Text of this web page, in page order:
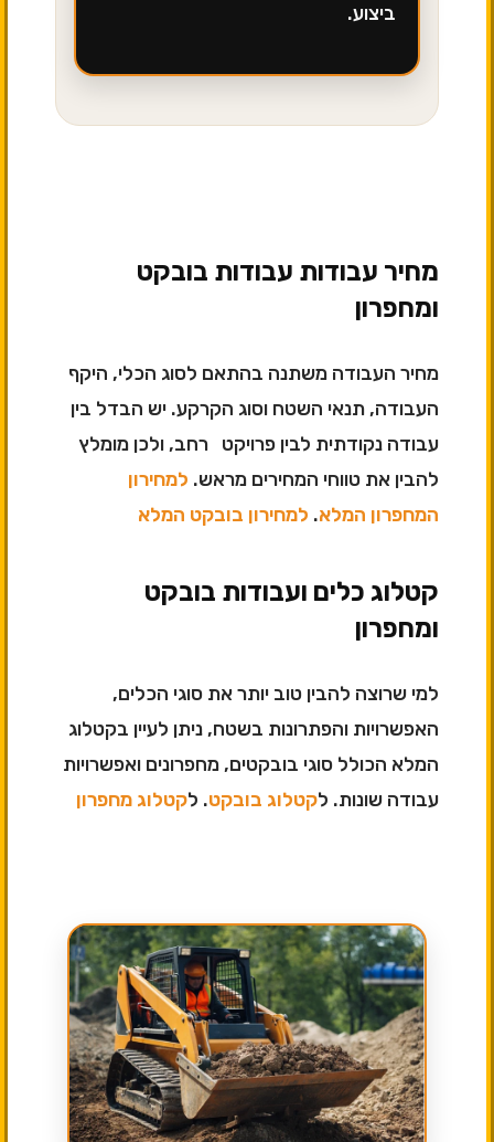
ביצוע.
מחיר עבודות עבודות בובקט
ומחפרון
מחיר העבודה משתנה בהתאם לסוג הכלי, היקף
העבודה, תנאי השטח וסוג הקרקע. יש הבדל בין
עבודה נקודתית לבין פרויקט רחב, ולכן מומלץ
להבין את טווחי המחירים מראש. למחירון
המחפרון המלא. למחירון בובקט המלא
קטלוג כלים ועבודות בובקט
ומחפרון
למי שרוצה להבין טוב יותר את סוגי הכלים,
האפשרויות והפתרונות בשטח, ניתן לעיין בקטלוג
המלא הכולל סוגי בובקטים, מחפרונים ואפשרויות
עבודה שונות. לקטלוג בובקט. לקטלוג מחפרון